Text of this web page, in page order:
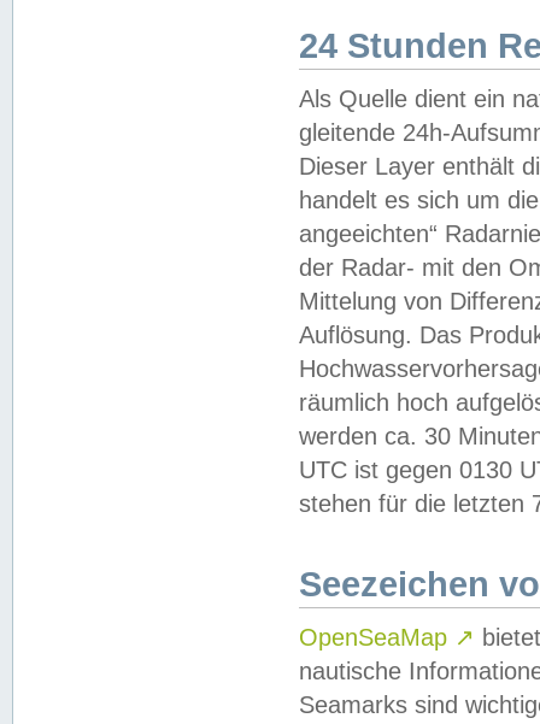
24 Stunden
Als Quelle dient ein
gleitende 24h-
Dieser Layer enthält
handelt es sich um
angeeichten“
der Radar- mit den
Mittelung von
Auflösung. Das
räumlich hoch
werden ca. 30
UTC ist gegen 0130
stehen für die letzten
Seezeichen
OpenSeaMap ↗
nautische
Seamarks sind